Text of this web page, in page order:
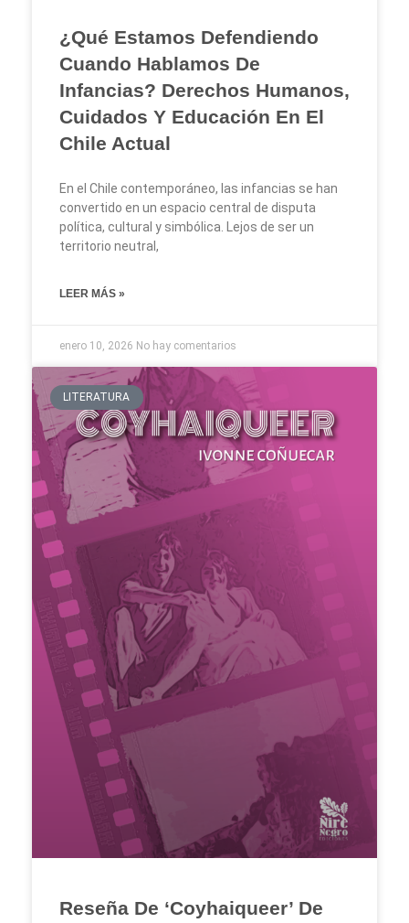
¿Qué Estamos Defendiendo
Cuando Hablamos De
Infancias? Derechos Humanos,
Cuidados Y Educación En El
Chile Actual
En el Chile contemporáneo, las infancias se han
convertido en un espacio central de disputa
política, cultural y simbólica. Lejos de ser un
territorio neutral,
LEER MÁS »
enero 10, 2026 No hay comentarios
LITERATURA
Reseña De ‘Coyhaiqueer’ De